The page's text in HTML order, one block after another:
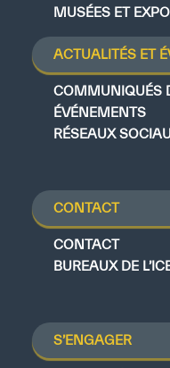
MUSÉES ET
ACTUALITÉS ET
COMMUNIQUÉS
ÉVÉNEMENTS
RÉSEAUX
CONTACT
CONTACT
BUREAUX DE
S’ENGAGER